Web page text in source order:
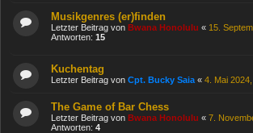
Musikgenres (er)finden
Letzter Beitrag von Bwana Honolulu « 15.
Antworten: 15
Kuchentag
Letzter Beitrag von Cpt. Bucky Saia « 4. Mai
The Game of Bar Chess
Letzter Beitrag von Bwana Honolulu « 7.
Antworten: 4